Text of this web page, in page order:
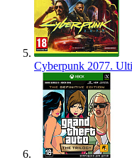
Cyberpunk 2077.